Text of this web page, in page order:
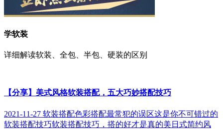
学软装
详细解读软装、全包、半包、硬装的区别
【分享】美式风格软装搭配，五大巧妙搭配技巧
2021-11-27 软装搭配色彩搭配最常犯的误区这是你不可错过的
软装搭配技巧软装搭配技巧，搭的好才是真的美 日式简约风